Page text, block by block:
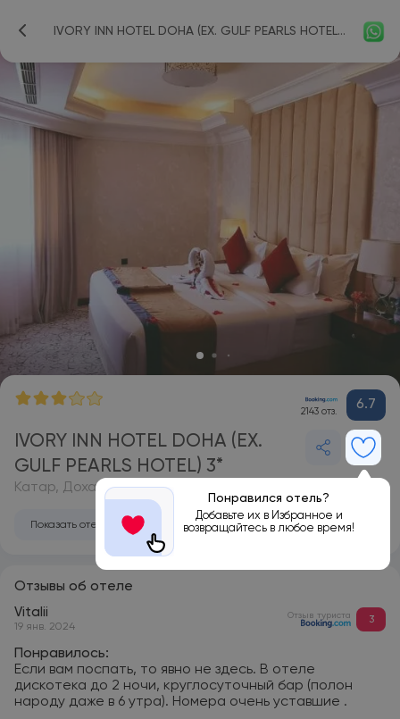
IVORY INN HOTEL DOHA (EX. GULF PEARLS HOTEL) 3*
2143 отз. 6.7
IVORY INN HOTEL DOHA (EX.
GULF PEARLS HOTEL) 3*
Понравился отель?
Добавьте их в Избранное и
возвращайтесь в любое время!
Катар, Доха
Показать отель на карте
Отзывы об отеле
Vitalii
19 янв. 2024
Отзыв туриста 3
Понравилось:
Если вам поспать, то явно не здесь. В отеле
дискотека до 2 ночи, круглосуточный бар (полон
народу даже в 6 утра). Номера очень уставшие .